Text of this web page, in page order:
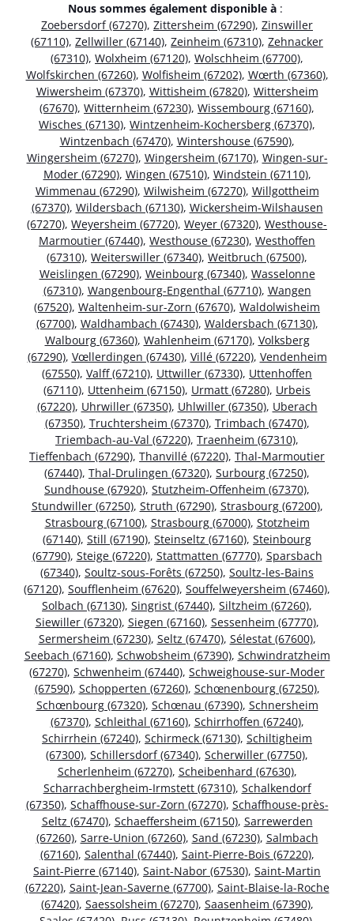
Nous sommes également disponible à :
Zoebersdorf (67270), Zittersheim (67290), Zinswiller
(67110), Zellwiller (67140), Zeinheim (67310), Zehnacker
(67310), Wolxheim (67120), Wolschheim (67700),
Wolfskirchen (67260), Wolfisheim (67202), Wœrth (67360),
Wiwersheim (67370), Wittisheim (67820), Wittersheim
(67670), Witternheim (67230), Wissembourg (67160),
Wisches (67130), Wintzenheim-Kochersberg (67370),
Wintzenbach (67470), Wintershouse (67590),
Wingersheim (67270), Wingersheim (67170), Wingen-sur-
Moder (67290), Wingen (67510), Windstein (67110),
Wimmenau (67290), Wilwisheim (67270), Willgottheim
(67370), Wildersbach (67130), Wickersheim-Wilshausen
(67270), Weyersheim (67720), Weyer (67320), Westhouse-
Marmoutier (67440), Westhouse (67230), Westhoffen
(67310), Weiterswiller (67340), Weitbruch (67500),
Weislingen (67290), Weinbourg (67340), Wasselonne
(67310), Wangenbourg-Engenthal (67710), Wangen
(67520), Waltenheim-sur-Zorn (67670), Waldolwisheim
(67700), Waldhambach (67430), Waldersbach (67130),
Walbourg (67360), Wahlenheim (67170), Volksberg
(67290), Vœllerdingen (67430), Villé (67220), Vendenheim
(67550), Valff (67210), Uttwiller (67330), Uttenhoffen
(67110), Uttenheim (67150), Urmatt (67280), Urbeis
(67220), Uhrwiller (67350), Uhlwiller (67350), Uberach
(67350), Truchtersheim (67370), Trimbach (67470),
Triembach-au-Val (67220), Traenheim (67310),
Tieffenbach (67290), Thanvillé (67220), Thal-Marmoutier
(67440), Thal-Drulingen (67320), Surbourg (67250),
Sundhouse (67920), Stutzheim-Offenheim (67370),
Stundwiller (67250), Struth (67290), Strasbourg (67200),
Strasbourg (67100), Strasbourg (67000), Stotzheim
(67140), Still (67190), Steinseltz (67160), Steinbourg
(67790), Steige (67220), Stattmatten (67770), Sparsbach
(67340), Soultz-sous-Forêts (67250), Soultz-les-Bains
(67120), Soufflenheim (67620), Souffelweyersheim (67460),
Solbach (67130), Singrist (67440), Siltzheim (67260),
Siewiller (67320), Siegen (67160), Sessenheim (67770),
Sermersheim (67230), Seltz (67470), Sélestat (67600),
Seebach (67160), Schwobsheim (67390), Schwindratzheim
(67270), Schwenheim (67440), Schweighouse-sur-Moder
(67590), Schopperten (67260), Schœnenbourg (67250),
Schœnbourg (67320), Schœnau (67390), Schnersheim
(67370), Schleithal (67160), Schirrhoffen (67240),
Schirrhein (67240), Schirmeck (67130), Schiltigheim
(67300), Schillersdorf (67340), Scherwiller (67750),
Scherlenheim (67270), Scheibenhard (67630),
Scharrachbergheim-Irmstett (67310), Schalkendorf
(67350), Schaffhouse-sur-Zorn (67270), Schaffhouse-près-
Seltz (67470), Schaeffersheim (67150), Sarrewerden
(67260), Sarre-Union (67260), Sand (67230), Salmbach
(67160), Salenthal (67440), Saint-Pierre-Bois (67220),
Saint-Pierre (67140), Saint-Nabor (67530), Saint-Martin
(67220), Saint-Jean-Saverne (67700), Saint-Blaise-la-Roche
(67420), Saessolsheim (67270), Saasenheim (67390),